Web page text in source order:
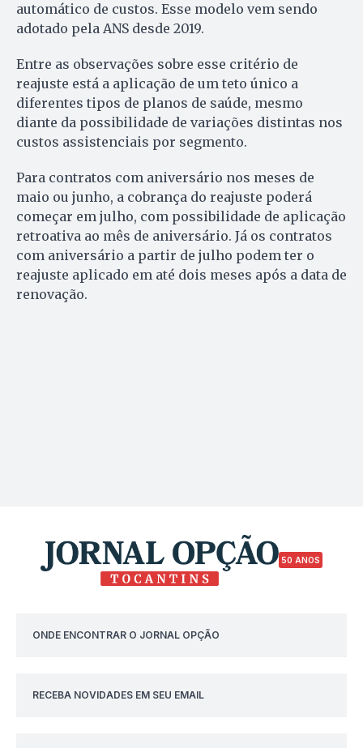
automático de custos. Esse modelo vem sendo
adotado pela ANS desde 2019.
Entre as observações sobre esse critério de
reajuste está a aplicação de um teto único a
diferentes tipos de planos de saúde, mesmo
diante da possibilidade de variações distintas nos
custos assistenciais por segmento.
Para contratos com aniversário nos meses de
maio ou junho, a cobrança do reajuste poderá
começar em julho, com possibilidade de aplicação
retroativa ao mês de aniversário. Já os contratos
com aniversário a partir de julho podem ter o
reajuste aplicado em até dois meses após a data de
renovação.
50 ANOS
ONDE ENCONTRAR O JORNAL OPÇÃO
RECEBA NOVIDADES EM SEU EMAIL